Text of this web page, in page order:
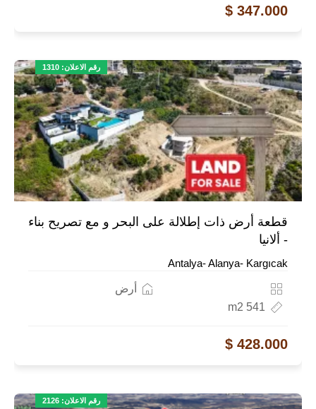
347.000 $
رقم الاعلان: 1310
قطعة أرض ذات إطلالة على البحر و مع تصريح بناء
- ألانيا
Antalya- Alanya- Kargıcak
أرض
541 m2
428.000 $
رقم الاعلان: 2126